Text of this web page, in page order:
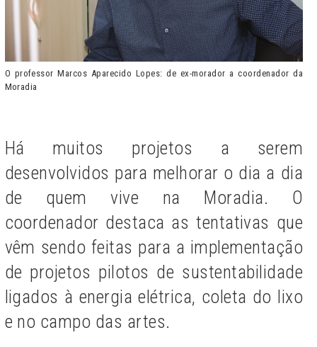
O professor Marcos Aparecido Lopes: de ex-morador a coordenador da
Moradia
Há muitos projetos a serem
desenvolvidos para melhorar o dia a dia
de quem vive na Moradia. O
coordenador destaca as tentativas que
vêm sendo feitas para a implementação
de projetos pilotos de sustentabilidade
ligados à energia elétrica, coleta do lixo
e no campo das artes.